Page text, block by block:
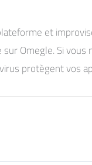
et
Omegle. Si
protègent vos